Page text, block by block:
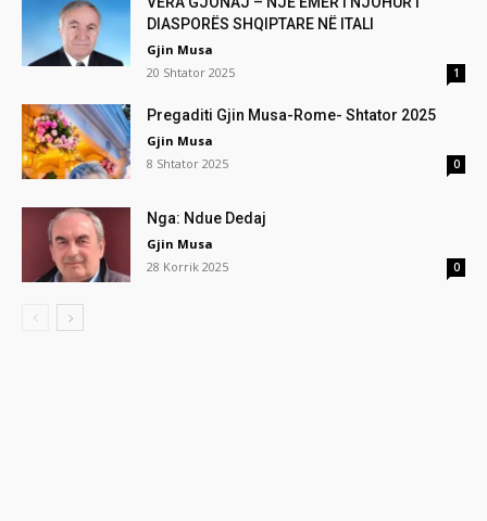
DIASPORËS SHQIPTARE NË ITALI
Gjin Musa
20 Shtator 2025
1
Pregaditi Gjin Musa-Rome- Shtator 2025
Gjin Musa
8 Shtator 2025
0
Nga: Ndue Dedaj
Gjin Musa
28 Korrik 2025
0